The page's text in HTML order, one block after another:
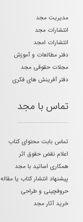
مدیریت مجد
انتشارات مجد
انتشارات امجد
دفتر مطالعات و آموزش
مجلات حقوقی مجد
دفتر آفرینش های فکری
تماس با مجد
تماس بابت محتوای کتاب
اعلام نقض حقوق اثر
همکاری اساتید با مجد
پیشنهاد انتشار کتاب یا مقاله
حروفچینی و طراحی
خرید آثار مجد